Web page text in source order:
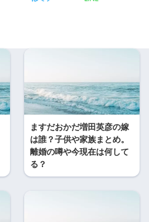
ますだおかだ増田英彦の嫁
は誰？子供や家族まとめ。
離婚の噂や今現在は何して
る？